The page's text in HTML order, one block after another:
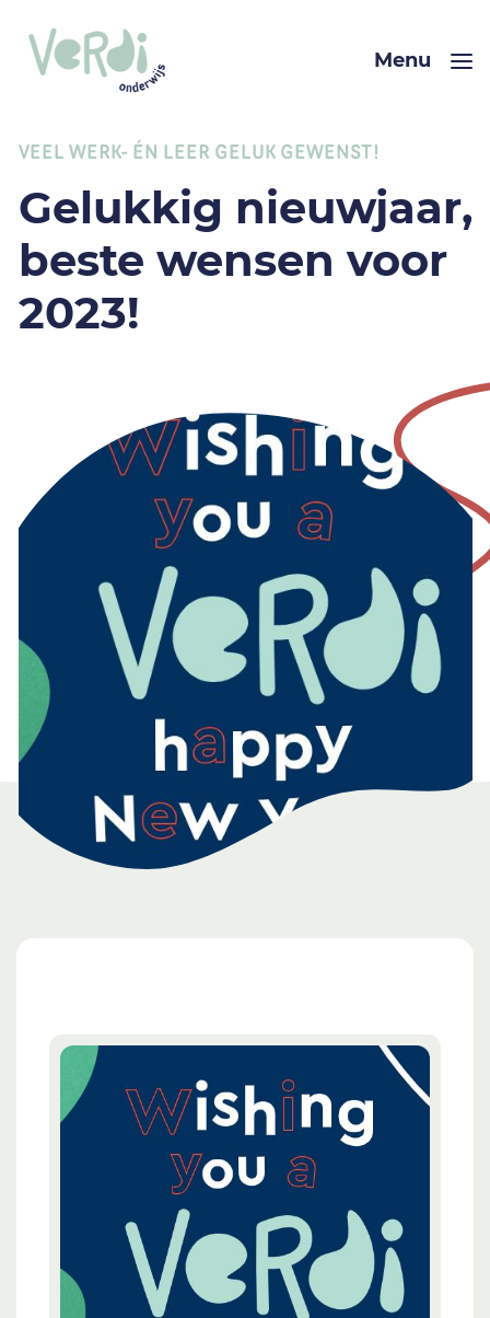
Menu
VEEL WERK- ÉN LEER GELUK GEWENST!
Gelukkig nieuwjaar,
beste wensen voor
2023!